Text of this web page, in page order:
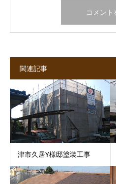
関連記事
津市久居Y様邸塗装工事